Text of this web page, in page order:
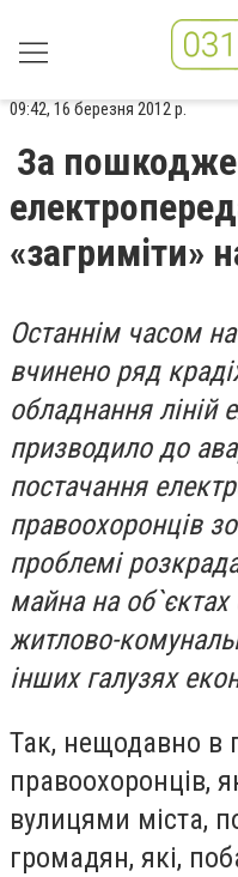
09:42, 16 березня 2012 р.
За
«загриміти»
Останнім часом на
вчинено ряд
обладнання ліній
призводило до
постачання
правоохоронців
проблемі
майна на об`єктах
житлово-
інших галузях
Так, нещодавно в
правоохоронців,
вулицями міста,
громадян, які,